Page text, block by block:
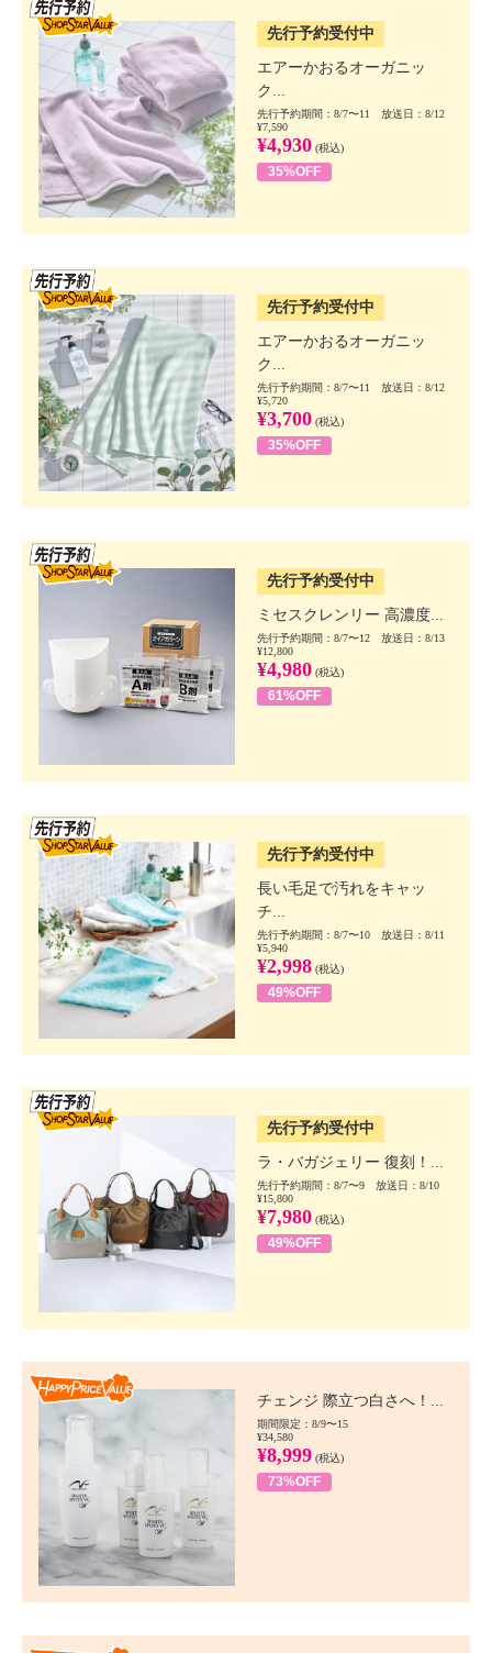
先行予約受付中
エアーかおるオーガニッ
ク...
先行予約期間：8/7〜11 放送日：8/12
¥7,590
¥4,930 (税込)
35%OFF
先行予約受付中
エアーかおるオーガニッ
ク...
先行予約期間：8/7〜11 放送日：8/12
¥5,720
¥3,700 (税込)
35%OFF
先行予約受付中
ミセスクレンリー 高濃度...
先行予約期間：8/7〜12 放送日：8/13
¥12,800
¥4,980 (税込)
61%OFF
先行予約受付中
長い毛足で汚れをキャッ
チ...
先行予約期間：8/7〜10 放送日：8/11
¥5,940
¥2,998 (税込)
49%OFF
先行予約受付中
ラ・バガジェリー 復刻！...
先行予約期間：8/7〜9 放送日：8/10
¥15,800
¥7,980 (税込)
49%OFF
チェンジ 際立つ白さへ！...
期間限定：8/9〜15
¥34,580
¥8,999 (税込)
73%OFF